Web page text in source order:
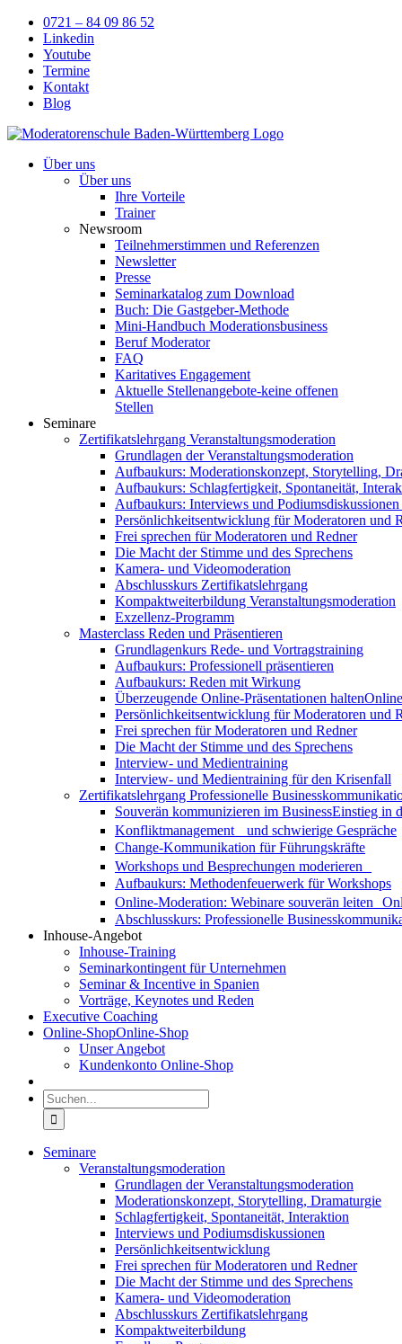
Skip
content
0721 – 84 09 86 52
Linkedin
Youtube
Termine
Kontakt
Blog
Über uns
Über uns
Ihre Vorteile
Trainer
Newsroom
Teilnehmerstimmen und Referenzen
Newsletter
Presse
Seminarkatalog zum Download
Buch: Die Gastgeber-Methode
Mini-Handbuch Moderationsbusiness
Beruf Moderator
FAQ
Karitatives Engagement
Aktuelle Stellenangebote-keine offenen
Stellen
Seminare
Zertifikatslehrgang Veranstaltungsmoderation
Grundlagen der Veranstaltungsmoderation
Aufbaukurs: Moderationskonzept, Storytelling,
Aufbaukurs: Schlagfertigkeit, Spontaneität,
Aufbaukurs: Interviews und
Persönlichkeitsentwicklung für Moderatoren und
Frei sprechen für Moderatoren und Redner
Die Macht der Stimme und des Sprechens
Kamera- und Videomoderation
Abschlusskurs Zertifikatslehrgang
Kompaktweiterbildung Veranstaltungsmoderation
Exzellenz-Programm
Masterclass Reden und Präsentieren
Grundlagenkurs Rede- und Vortragstraining
Aufbaukurs: Professionell präsentieren
Aufbaukurs: Reden mit Wirkung
Überzeugende Online-Präsentationen halten
Persönlichkeitsentwicklung für Moderatoren und
Frei sprechen für Moderatoren und Redner
Die Macht der Stimme und des Sprechens
Interview- und Medientraining
Interview- und Medientraining für den Krisenfall
Zertifikatslehrgang Professionelle
Souverän kommunizieren im BusinessEinstieg in
Konfliktmanagement und schwierige Gespräche
Change-Kommunikation für Führungskräfte
Workshops und Besprechungen moderieren
Aufbaukurs: Methodenfeuerwerk für Workshops
Online-Moderation: Webinare souverän leiten
Abschlusskurs: Professionelle
Inhouse-Angebot
Inhouse-Training
Seminarkontingent für Unternehmen
Seminar & Incentive in Spanien
Vorträge, Keynotes und Reden
Executive Coaching
Online-ShopOnline-Shop
Unser Angebot
Kundenkonto Online-Shop
Suche
nach:
Seminare
Veranstaltungsmoderation
Grundlagen der Veranstaltungsmoderation
Moderationskonzept, Storytelling, Dramaturgie
Schlagfertigkeit, Spontaneität, Interaktion
Interviews und Podiumsdiskussionen
Persönlichkeitsentwicklung
Frei sprechen für Moderatoren und Redner
Die Macht der Stimme und des Sprechens
Kamera- und Videomoderation
Abschlusskurs Zertifikatslehrgang
Kompaktweiterbildung